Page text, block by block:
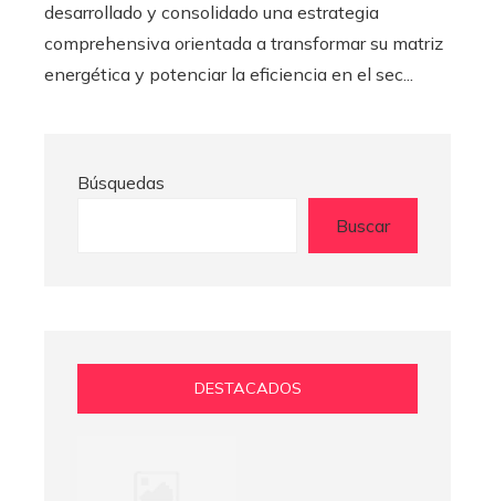
desarrollado y consolidado una estrategia
comprehensiva orientada a transformar su matriz
energética y potenciar la eficiencia en el sec...
Búsquedas
Buscar
DESTACADOS